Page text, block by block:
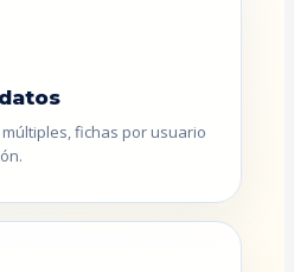
fichas por usuario